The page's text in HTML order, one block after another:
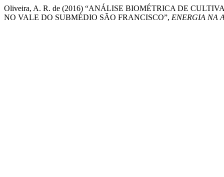
Oliveira, A. R. de (2016) “ANÁLISE BIOMÉTRICA DE
NO VALE DO SUBMÉDIO SÃO FRANCISCO”, ENERGIA NA